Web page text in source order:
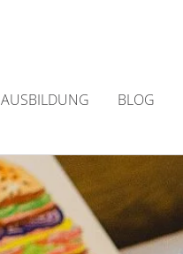
AUSBILDUNG
BLOG